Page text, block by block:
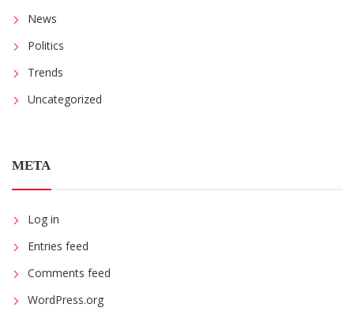
News
Politics
Trends
Uncategorized
META
Log in
Entries feed
Comments feed
WordPress.org